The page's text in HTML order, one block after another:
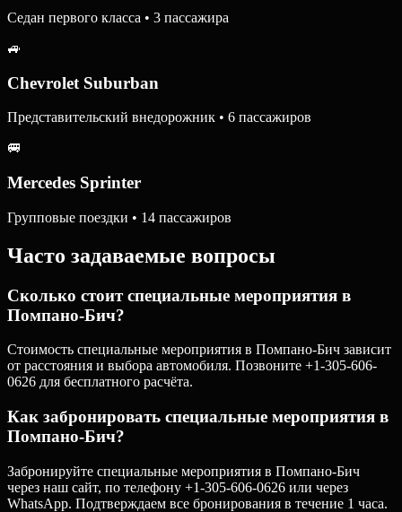
Седан первого класса • 3 пассажира
🚙
Chevrolet Suburban
Представительский внедорожник • 6 пассажиров
🚐
Mercedes Sprinter
Групповые поездки • 14 пассажиров
Часто задаваемые вопросы
Сколько стоит специальные мероприятия в
Помпано-Бич?
Стоимость специальные мероприятия в Помпано-Бич зависит
от расстояния и выбора автомобиля. Позвоните +1-305-606-
0626 для бесплатного расчёта.
Как забронировать специальные мероприятия в
Помпано-Бич?
Забронируйте специальные мероприятия в Помпано-Бич
через наш сайт, по телефону +1-305-606-0626 или через
WhatsApp. Подтверждаем все бронирования в течение 1 часа.